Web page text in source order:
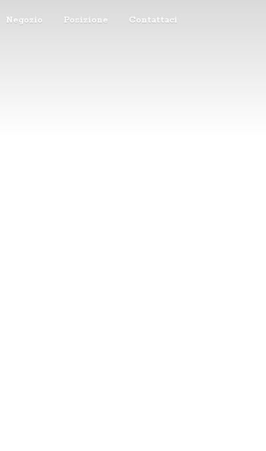
Negozio Posizione Contattaci